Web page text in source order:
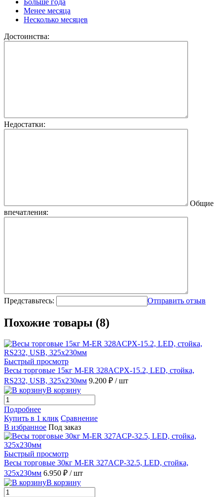
Больше года
Менее месяца
Несколько месяцев
Достоинства:
Недостатки:
Общие
впечатления:
Представьтесь: Отправить отзыв
Похожие товары (8)
Быстрый просмотр
Весы торговые 15кг M-ER 328ACPX-15.2, LED, стойка,
RS232, USB, 325x230мм 9.200 ₽ / шт
В корзину
Подробнее
Купить в 1 клик Сравнение
В избранное Под заказ
Быстрый просмотр
Весы торговые 30кг M-ER 327ACP-32.5, LED, стойка,
325х230мм 6.950 ₽ / шт
В корзину